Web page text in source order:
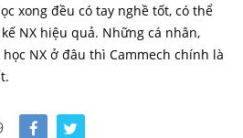
xong đều có tay nghề tốt, có thể
NX hiệu quả. Những cá nhân,
NX ở đâu thì Cammech chính là